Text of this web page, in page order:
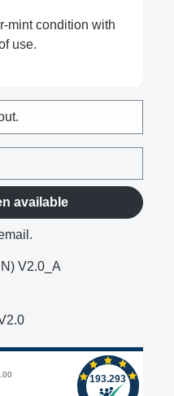
mint condition with
use.
available
V2.0_A